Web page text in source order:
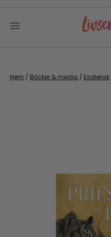
content
Hem / Böcker & media / Esoterisk